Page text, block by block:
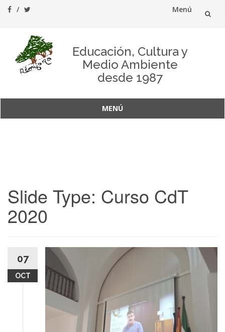
Menú
contenido
Educación, Cultura y
Medio Ambiente
desde 1987
MENÚ
Slide Type: Curso CdT
2020
07
OCT